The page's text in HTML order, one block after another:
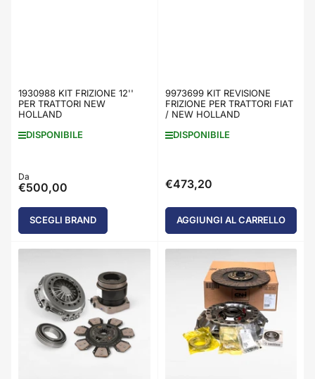
1930988 KIT FRIZIONE 12''
PER TRATTORI NEW
HOLLAND
DISPONIBILE
Prezzo
standard
Da
€500,00
SCEGLI BRAND
9973699 KIT REVISIONE
FRIZIONE PER TRATTORI FIAT
/ NEW HOLLAND
DISPONIBILE
Prezzo
€473,20
AGGIUNGI AL CARRELLO